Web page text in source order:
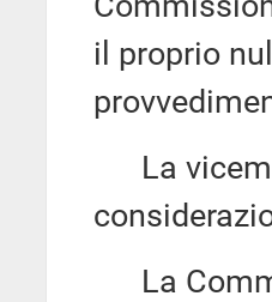
il proprio
La
La